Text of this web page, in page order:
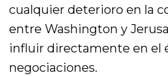
cualquier deterioro en la
entre Washington y
influir directamente en el
negociaciones.